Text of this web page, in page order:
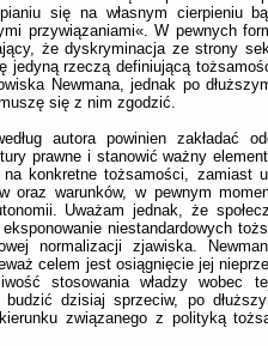
się na własnym cierpieniu
przywiązaniami«. W pewnych
że dyskryminacja ze strony
jedyną rzeczą definiującą
Newmana, jednak po
się z nim zgodzić.
autora powinien zakładać
prawne i stanowić ważny
konkretne tożsamości, zamiast
oraz warunków, w pewnym
Uważam jednak, że
niestandardowych
normalizacji zjawiska.
celem jest osiągnięcie jej
stosowania władzy wobec
budzić dzisiaj sprzeciw, po
związanego z polityką